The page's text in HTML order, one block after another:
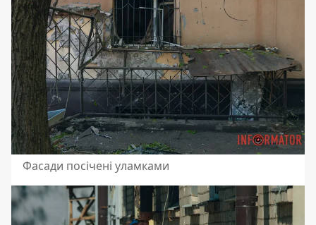
Фасади посічені уламками